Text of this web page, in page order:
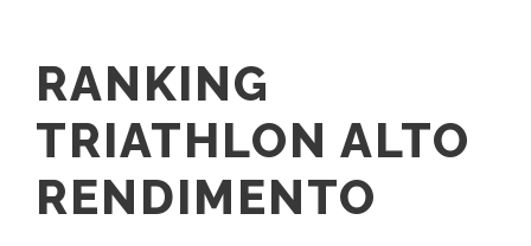
RANKING
TRIATHLON ALTO
RENDIMENTO